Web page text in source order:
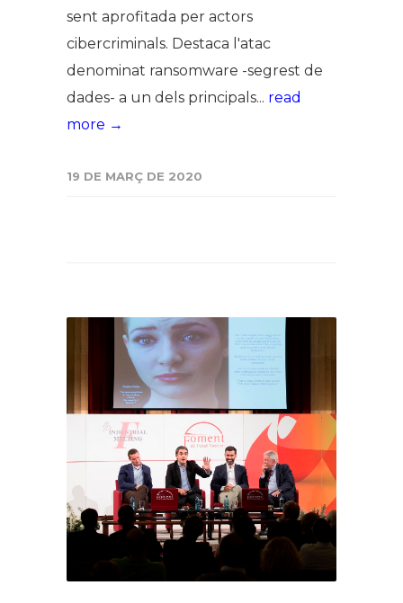
sent aprofitada per actors
cibercriminals. Destaca l'atac
denominat ransomware -segrest de
dades- a un dels principals... read
more →
19 DE MARÇ DE 2020